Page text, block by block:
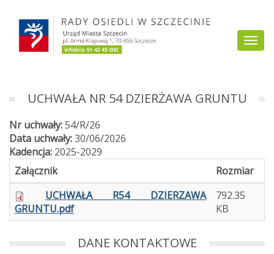
Przejdź
UCHWAŁA NR 54 DZIERŻAWA GRUNTU
Nr uchwały:54/R/26
Data uchwały:30/06/2026
Kadencja: 2025-2029
Załącznik
Rozmiar
UCHWAŁA R54 DZIERZAWA
GRUNTU.pdf
792.35
KB
DANE KONTAKTOWE